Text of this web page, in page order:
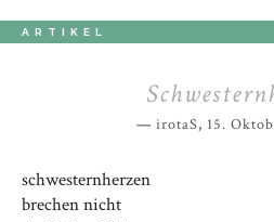
ARTIKEL
irotaS, 15.
schwesternherzen
brechen nicht